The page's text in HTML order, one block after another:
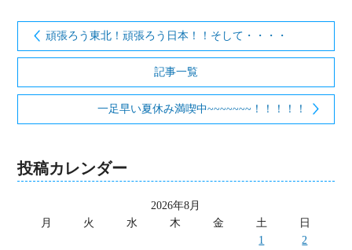
頑張ろう東北！頑張ろう日本！！そして・・・・
記事一覧
一足早い夏休み満喫中~~~~~~~！！！！！
投稿カレンダー
2026年8月
月
火 水 木 金 土
日
1
2